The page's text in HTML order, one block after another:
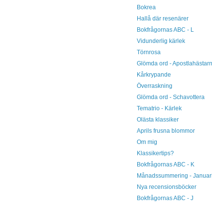
Bokrea
Hallå där resenärer
Bokfrågornas ABC - L
Vidunderlig kärlek
Törnrosa
Glömda ord -
Kårkrypande
Överraskning
Glömda ord - Schavottera
Tematrio - Kärlek
Olästa klassiker
Aprils frusna blommor
Om mig
Klassikertips?
Bokfrågornas ABC - K
Månadssummering -
Nya recensionsböcker
Bokfrågornas ABC - J